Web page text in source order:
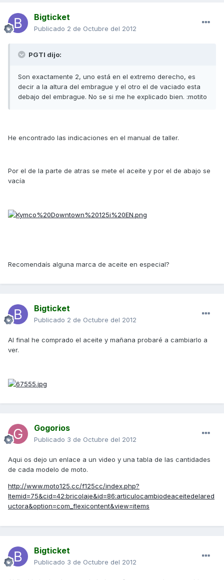
Bigticket
Publicado 2 de Octubre del 2012
PGTI dijo:
Son exactamente 2, uno está en el extremo derecho, es
decir a la altura del embrague y el otro el de vaciado esta
debajo del embrague. No se si me he explicado bien. :motito
He encontrado las indicaciones en el manual de taller.
Por el de la parte de atras se mete el aceite y por el de abajo se
vacía
Recomendaís alguna marca de aceite en especial?
Bigticket
Publicado 2 de Octubre del 2012
Al final he comprado el aceite y mañana probaré a cambiarlo a
ver.
Gogorios
Publicado 3 de Octubre del 2012
Aqui os dejo un enlace a un video y una tabla de las cantidades
de cada modelo de moto.
http://www.moto125.cc/f125cc/index.php?
Itemid=75&cid=42:bricolaje&id=86:articulocambiodeaceitedelared
uctora&option=com_flexicontent&view=items
Bigticket
Publicado 3 de Octubre del 2012